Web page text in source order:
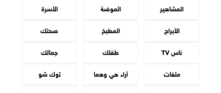
المشاهير
الموضة
الأسرة
الأبراج
المطبخ
صحتك
ناس TV
طفلك
جمالك
ملفات
آراء هي وهما
توك شو